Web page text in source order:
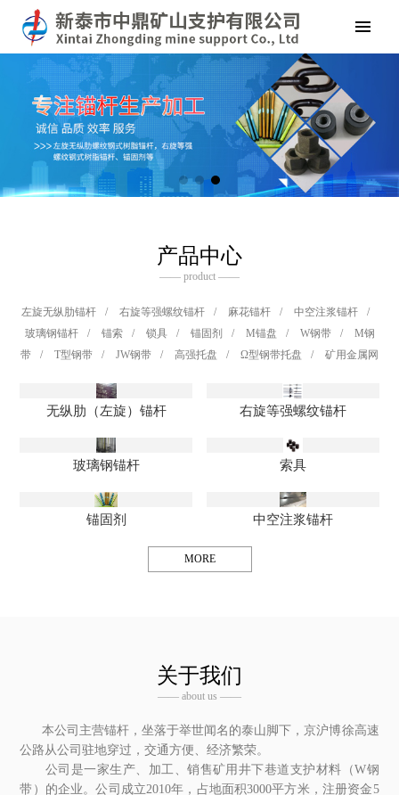
产品中心
—— product ——
左旋无纵肋锚杆 / 右旋等强螺纹锚杆 / 麻花锚杆 / 中空注浆锚杆
/
玻璃钢锚杆
/ 锚索 / 锁具 / 锚固剂 / M锚盘 / W钢带 /
M钢
带
/ T型钢带 / JW钢带 / 高强托盘 / Ω型钢带托盘 / 矿用金属网
无纵肋（左旋）锚杆 右旋等强螺纹锚杆
玻璃钢锚杆 索具
锚固剂 中空注浆锚杆
MORE
关于我们
—— about us ——
本公司主营锚杆，坐落于举世闻名的泰山脚下，京沪博徐高速
公路从公司驻地穿过，交通方便、经济繁荣。
公司是一家生产、加工、销售矿用井下巷道支护材料（W钢
带）的企业。公司成立2010年，占地面积3000平方米，注册资金5